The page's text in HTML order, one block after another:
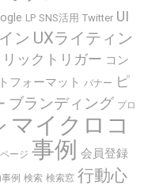
LP SNS活用 Twitter UI
ン UXライティン
リックトリガー コン
フォーマット バナー ピ
ブランディング プロ
マイクロコ
ージ 事例 会員登録
例 検索 検索窓 行動心